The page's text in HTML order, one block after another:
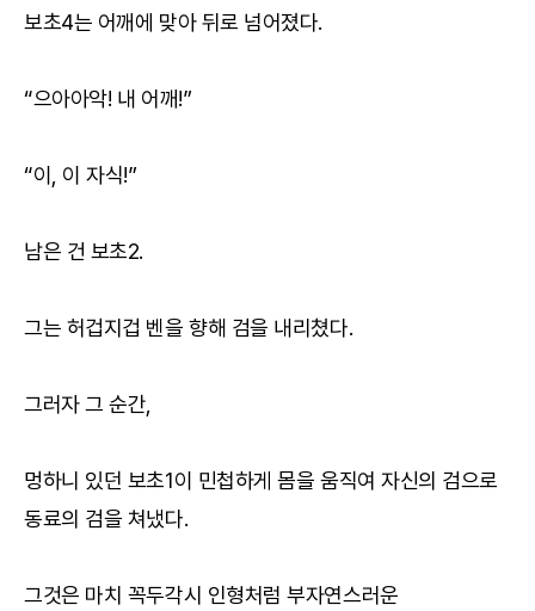
보초4는 어깨에 맞아 뒤로 넘어졌다.
“으아아악! 내 어깨!”
“이, 이 자식!”
남은 건 보초2.
그는 허겁지겁 벤을 향해 검을 내리쳤다.
그러자 그 순간,
멍하니 있던 보초1이 민첩하게 몸을 움직여 자신의 검으로
동료의 검을 쳐냈다.
그것은 마치 꼭두각시 인형처럼 부자연스러운